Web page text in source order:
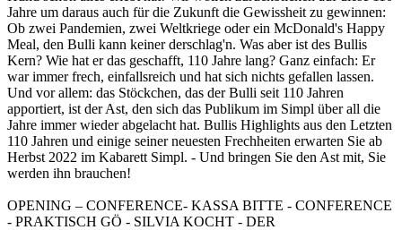
Jahre um daraus auch für die Zukunft die Gewissheit zu gewinnen:
Ob zwei Pandemien, zwei Weltkriege oder ein McDonald's Happy
Meal, den Bulli kann keiner derschlag'n. Was aber ist des Bullis
Kern? Wie hat er das geschafft, 110 Jahre lang? Ganz einfach: Er
war immer frech, einfallsreich und hat sich nichts gefallen lassen.
Und vor allem: das Stöckchen, das der Bulli seit 110 Jahren
apportiert, ist der Ast, den sich das Publikum im Simpl über all die
Jahre immer wieder abgelacht hat. Bullis Highlights aus den Letzten
110 Jahren und einige seiner neuesten Frechheiten erwarten Sie ab
Herbst 2022 im Kabarett Simpl. - Und bringen Sie den Ast mit, Sie
werden ihn brauchen!
OPENING – CONFERENCE- KASSA BITTE - CONFERENCE
- PRAKTISCH GÖ - SILVIA KOCHT - DER